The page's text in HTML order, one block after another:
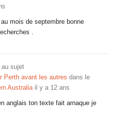
au mois de septembre bonne
.
au sujet
Perth avant les autres dans le
Australia il y a 12 ans
anglais ton texte fait arnaque je